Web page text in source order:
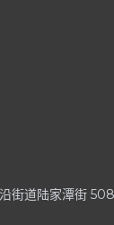
（ESG）
街道陆家潭街 508